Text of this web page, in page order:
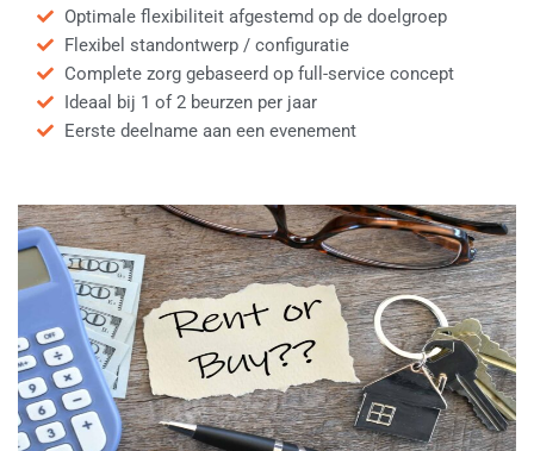
Optimale flexibiliteit afgestemd op de doelgroep
Flexibel standontwerp / configuratie
Complete zorg gebaseerd op full-service concept
Ideaal bij 1 of 2 beurzen per jaar
Eerste deelname aan een evenement